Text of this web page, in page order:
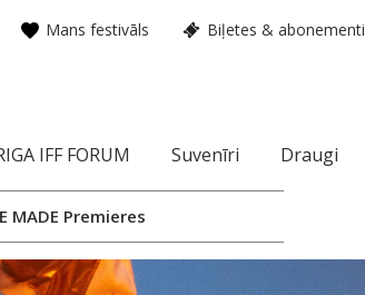
Mans festivāls Biļetes & abonementi
IFF FORUM Suvenīri Draugi
MADE Premieres